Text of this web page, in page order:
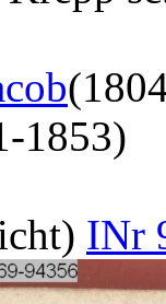
1853)
INr